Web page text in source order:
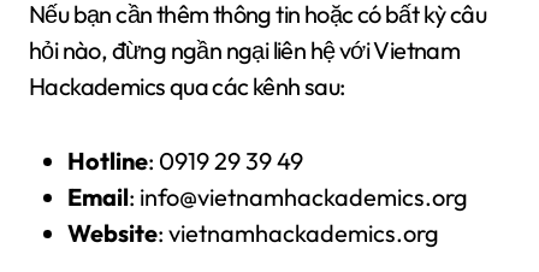
Nếu bạn cần thêm thông tin hoặc có bất kỳ câu
hỏi nào, đừng ngần ngại liên hệ với Vietnam
Hackademics qua các kênh sau:
Hotline: 0919 29 39 49
Email: info@vietnamhackademics.org
Website: vietnamhackademics.org